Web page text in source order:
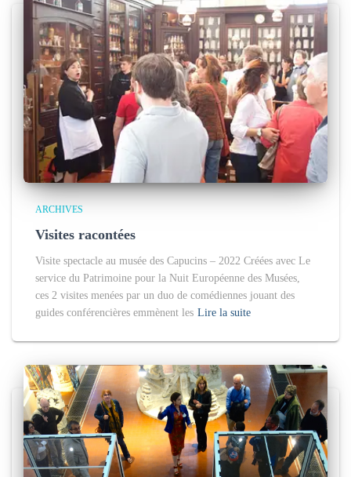
ARCHIVES
Visites racontées
Visite spectacle au musée des Capucins – 2022 Créées avec Le
service du Patrimoine pour la Nuit Européenne des Musées,
ces 2 visites menées par un duo de comédiennes jouant des
guides conférencières emmènent les Lire la suite